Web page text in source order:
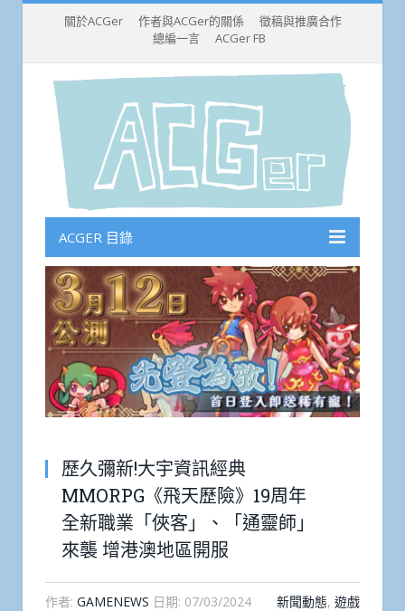
關於ACGer 作者與ACGer的關係
徵稿與推廣合作
總編一言
ACGer FB
ACGER 目錄
歷久彌新!大宇資訊經典
MMORPG《飛天歷險》19周年
全新職業「俠客」、「通靈師」
來襲 增港澳地區開服
作者: GAMENEWS 日期: 07/03/2024 新聞動態, 遊戲